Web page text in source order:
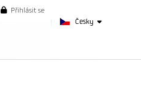
Česky
Přihlásit se